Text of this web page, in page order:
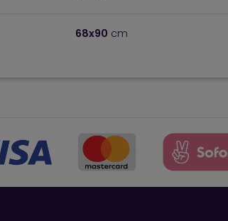
68x90 cm